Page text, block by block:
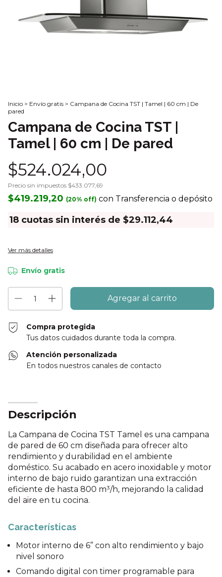
Inicio > Envío gratis > Campana de Cocina TST | Tamel | 60 cm | De
pared
Campana de Cocina TST |
Tamel | 60 cm | De pared
$524.024,00
Precio sin impuestos $433.077,69
$419.219,20 con Transferencia o depósito
18 cuotas sin interés de $29.112,44
Ver más detalles
Envío gratis
Compra protegida
Tus datos cuidados durante toda la compra.
Atención personalizada
En todos nuestros canales de contacto
Descripción
La Campana de Cocina TST Tamel es una campana
de pared de 60 cm diseñada para ofrecer alto
rendimiento y durabilidad en el ambiente
doméstico. Su acabado en acero inoxidable y motor
interno de bajo ruido garantizan una extracción
eficiente de hasta 800 m³/h, mejorando la calidad
del aire en tu cocina.
Características
Motor interno de 6” con alto rendimiento y bajo
nivel sonoro
Comando digital con timer programable para